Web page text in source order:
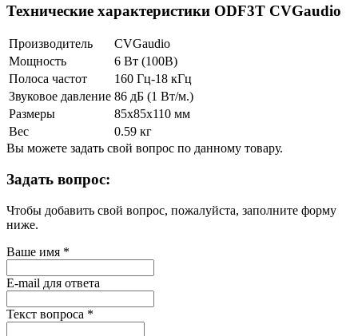
Технические характеристики ODF3T CVGaudio
Производитель
CVGaudio
Мощность
6 Вт (100В)
Полоса частот
160 Гц-18 кГц
Звуковое давление 86 дБ (1 Вт/м.)
Размеры
85x85х110 мм
Вес
0.59 кг
Вы можете задать свой вопрос по данному товару.
Задать вопрос:
Чтобы добавить свой вопрос, пожалуйста, заполните форму
ниже.
Ваше имя *
E-mail для ответа
Текст вопроса *